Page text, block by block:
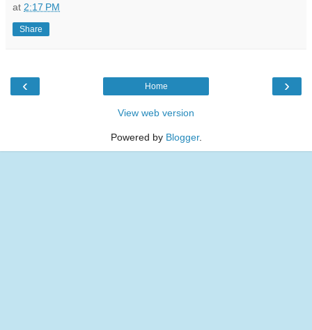
at 2:17 PM
Share
‹ ›
Home
View web version
Powered by Blogger.